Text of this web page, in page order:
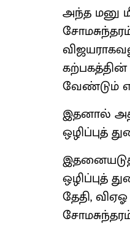
அந்த மனு
வேண்டும்
இதனால்
ஒழிப்புத்
ஒழிப்புத்
தேதி,